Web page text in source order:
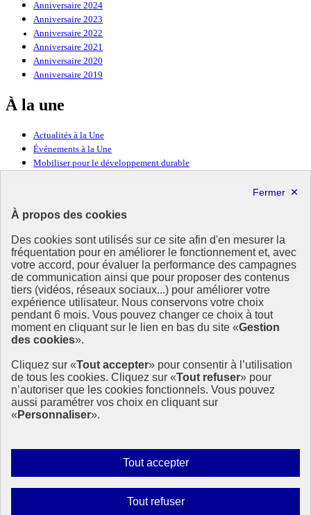
À propos des cookies
Des cookies sont utilisés sur ce site afin d'en mesurer la
fréquentation pour en améliorer le fonctionnement et, avec
votre accord, pour évaluer la performance des campagnes
de communication ainsi que pour proposer des contenus
tiers (vidéos, réseaux sociaux...) pour améliorer votre
expérience utilisateur. Nous conservons votre choix
pendant 6 mois. Vous pouvez changer ce choix à tout
moment en cliquant sur le lien en bas du site «Gestion
des cookies».
Cliquez sur «Tout accepter» pour consentir à l’utilisation
de tous les cookies. Cliquez sur «Tout refuser» pour
n’autoriser que les cookies fonctionnels. Vous pouvez
aussi paramétrer vos choix en cliquant sur
« Personnaliser».
Tout accepterAutoriser
tous
Tout refuserInterdire
Anniversaire 2024
Anniversaire 2023
Anniversaire 2022
Anniversaire 2021
Anniversaire 2020
Anniversaire 2019
À la une
Actualités à la Une
Événements à la Une
Mobiliser pour le développement durable
Ressources
Ressources
La Méth’ODD
Gouvernement
Ce site propose l’information de référence concernant l’Agenda
2030 et la feuille de route de la France. Il valorise la mobilisation de
tous les acteurs.
info.gouv.fr- ouvre une nouvelle fenêtre
service-public.fr - ouvre une nouvelle fenêtre
legifrance.gouv.fr- ouvre une nouvelle fenêtre
data.gouv.fr- ouvre une nouvelle fenêtre
Plan du site
Mentions légales